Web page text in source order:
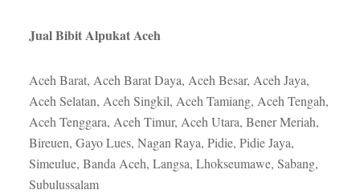
Jual Bibit Alpukat Aceh
Aceh Barat, Aceh Barat Daya, Aceh Besar, Aceh Jaya,
Aceh Selatan, Aceh Singkil, Aceh Tamiang, Aceh Tengah,
Aceh Tenggara, Aceh Timur, Aceh Utara, Bener Meriah,
Bireuen, Gayo Lues, Nagan Raya, Pidie, Pidie Jaya,
Simeulue, Banda Aceh, Langsa, Lhokseumawe, Sabang,
Subulussalam